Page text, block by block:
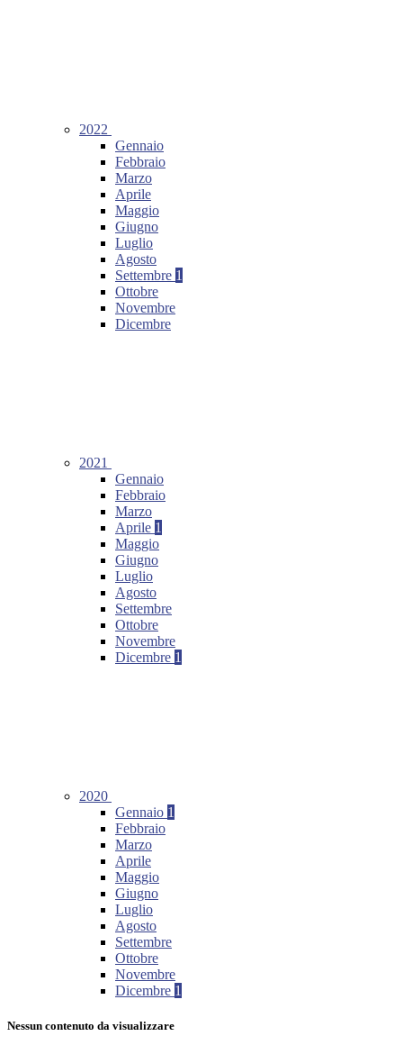
2022
Gennaio
Febbraio
Marzo
Aprile
Maggio
Giugno
Luglio
Agosto
Settembre 1
Ottobre
Novembre
Dicembre
2021
Gennaio
Febbraio
Marzo
Aprile 1
Maggio
Giugno
Luglio
Agosto
Settembre
Ottobre
Novembre
Dicembre 1
2020
Gennaio 1
Febbraio
Marzo
Aprile
Maggio
Giugno
Luglio
Agosto
Settembre
Ottobre
Novembre
Dicembre 1
Nessun contenuto da visualizzare